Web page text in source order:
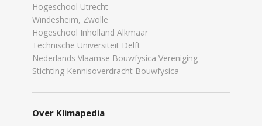
Hogeschool Utrecht
Windesheim, Zwolle
Hogeschool Inholland Alkmaar
Technische Universiteit Delft
Nederlands Vlaamse Bouwfysica Vereniging
Stichting Kennisoverdracht Bouwfysica
Over Klimapedia